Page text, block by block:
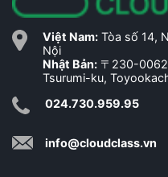
Việt Nam: Tòa số 14,
Nội
Nhật Bản: 〒230-
Tsurumi-ku,
024.730.959.95
info@cloudclass.vn